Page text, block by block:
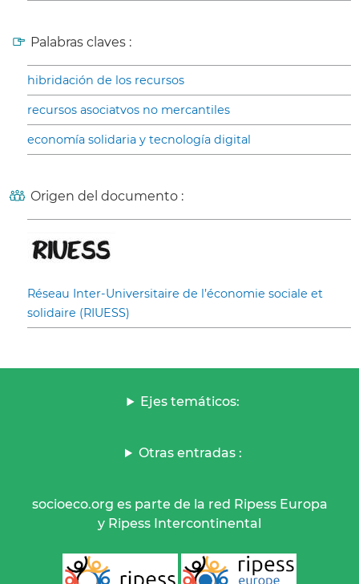
Palabras claves :
hibridación de los recursos
recursos asociatvos no mercantiles
economía solidaria y tecnología digital
Origen del documento :
Réseau Inter-Universitaire de l’économie sociale et
solidaire (RIUESS)
Ejes temáticos:
Otras entradas :
socioeco.org es parte de la red Ripess Europa
y Ripess Intercontinental